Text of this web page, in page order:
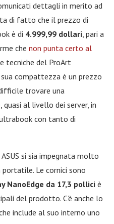
dettagli in merito ad
di fatto che il prezzo di
è di 4.999,99 dollari, pari a
che non punta certo al
tecniche del ProArt
compattezza è un prezzo
trovare una
al livello dei server, in
con tanto di
si sia impegnata molto
Le cornici sono
NanoEdge da 17,3 pollici è
del prodotto. C’è anche lo
include al suo interno uno